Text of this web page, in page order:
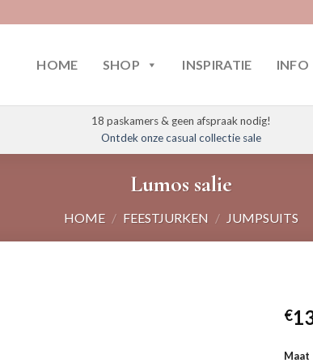
HOME SHOP INSPIRATIE INFO
18 paskamers & geen afspraak nodig!
Ontdek onze casual collectie sale
Lumos salie
HOME / FEESTJURKEN / JUMPSUITS
€
Maat